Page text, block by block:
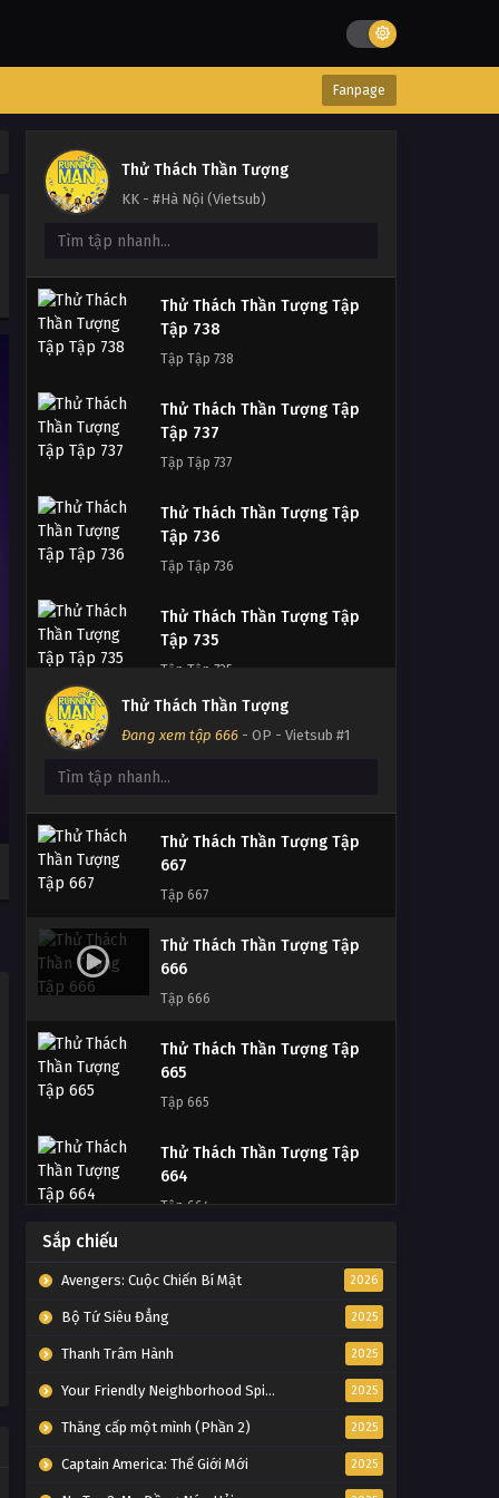
Fanpage
Thử Thách Thần Tượng
KK - #Hà Nội (Vietsub)
Thử Thách Thần Tượng Tập
Tập 738
Tập Tập 738
Thử Thách Thần Tượng Tập
Tập 737
Tập Tập 737
Thử Thách Thần Tượng Tập
Tập 736
Tập Tập 736
Thử Thách Thần Tượng Tập
Tập 735
Tập Tập 735
Thử Thách Thần Tượng Tập
Tập 734
Tập 733
Tập 732
Tập 731
Tập 730
Tập 729
Tập Tập 729
Thử Thách Thần Tượng Tập
Tập Tập 728
Tập 727
Thử Thách Thần Tượng
Đang xem tập 666 - OP - Vietsub #1
Thử Thách Thần Tượng Tập
Thử Thách Thần Tượng Tập
Thử Thách Thần Tượng Tập
667
Tập 667
Thử Thách Thần Tượng Tập
666
Tập 666
Thử Thách Thần Tượng Tập
665
Tập 665
Thử Thách Thần Tượng Tập
664
Tập 664
663
Tập 663
Thử Thách Thần Tượng Tập
662
Thử Thách Thần Tượng Tập
Sắp chiếu
Avengers: Cuộc Chiến Bí Mật 2026
Bộ Tứ Siêu Đẳng 2025
Thanh Trâm Hành 2025
Your Friendly Neighborhood Spider-Man 2025
Thăng cấp một mình (Phần 2) 2025
Captain America: Thế Giới Mới 2025